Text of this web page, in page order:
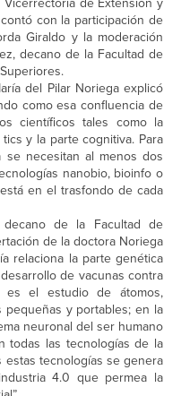
con la participación de
Giraldo y la moderación
decano de la Facultad de
del Pilar Noriega explicó
como esa confluencia de
científicos tales como la
y la parte cognitiva. Para
se necesitan al menos dos
nanobio, bioinfo o
en el trasfondo de cada
de la Facultad de
de la doctora Noriega
relaciona la parte genética
de vacunas contra
es el estudio de átomos,
pequeñas y portables; en la
neuronal del ser humano
las tecnologías de la
tecnologías se genera
4.0 que permea la